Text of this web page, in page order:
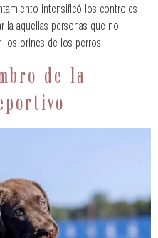
intensificó los controles
la aquellas personas que no
los orines de los perros
de la